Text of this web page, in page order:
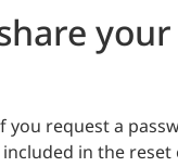
you request a
in the reset